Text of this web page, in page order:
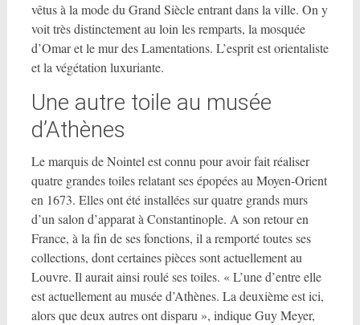
vêtus à la mode du Grand Siècle entrant dans la ville. On y
voit très distinctement au loin les remparts, la mosquée
d’Omar et le mur des Lamentations. L’esprit est orientaliste
et la végétation luxuriante.
Une autre toile au musée
d’Athènes
Le marquis de Nointel est connu pour avoir fait réaliser
quatre grandes toiles relatant ses épopées au Moyen-Orient
en 1673. Elles ont été installées sur quatre grands murs
d’un salon d’apparat à Constantinople. A son retour en
France, à la fin de ses fonctions, il a remporté toutes ses
collections, dont certaines pièces sont actuellement au
Louvre. Il aurait ainsi roulé ses toiles. « L’une d’entre elle
est actuellement au musée d’Athènes. La deuxième est ici,
alors que deux autres ont disparu », indique Guy Meyer,